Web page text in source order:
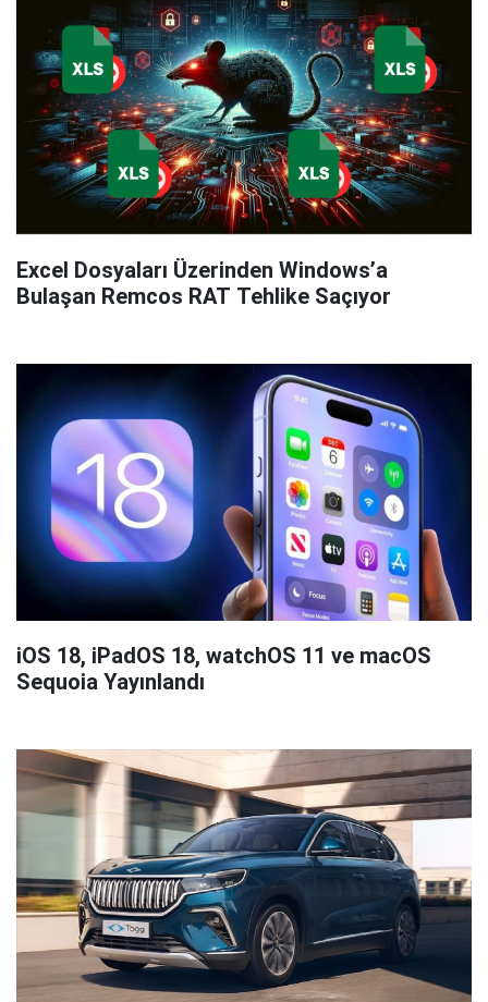
Excel Dosyaları Üzerinden Windows’a
Bulaşan Remcos RAT Tehlike Saçıyor
iOS 18, iPadOS 18, watchOS 11 ve macOS
Sequoia Yayınlandı